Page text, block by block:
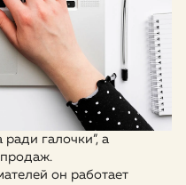
ради галочки”, а
он работает